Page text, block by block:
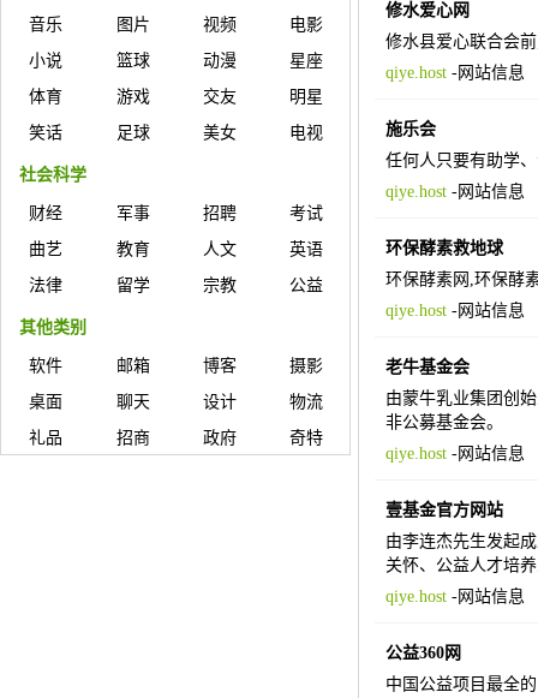
音乐 图片 视频
电影
小说
篮球 动漫
星座
体育
游戏 交友
明星
笑话
足球 美女 电视
社会科学
财经 军事 招聘
考试
曲艺
教育 人文
英语
法律
留学 宗教 公益
其他类别
软件 邮箱 博客
摄影
桌面
聊天 设计
物流
礼品
招商 政府 奇特
修水爱心网
修水县爱心联合会
qiye.host-网站信息
施乐会
任何人只要有助学
qiye.host-网站信息
环保酵素救地球
环保酵素网,环保酵
qiye.host-网站信息
老牛基金会
由蒙牛乳业集团创
非公募基金会。
qiye.host-网站信息
壹基金官方网站
由李连杰先生发起
关怀、公益人才培
qiye.host-网站信息
公益360网
中国公益项目最全